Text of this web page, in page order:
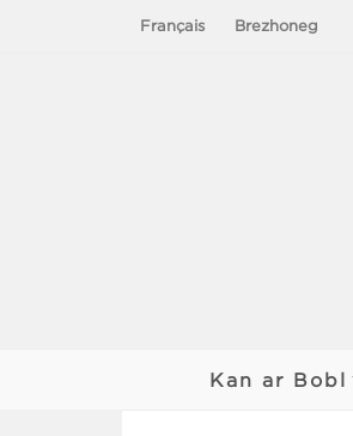
Français Brezhoneg
Kan ar Bobl